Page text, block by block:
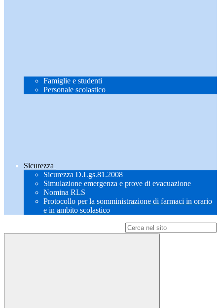
Famiglie e studenti
Personale scolastico
Sicurezza
Sicurezza D.Lgs.81.2008
Simulazione emergenza e prove di evacuazione
Nomina RLS
Protocollo per la somministrazione di farmaci in orario
e in ambito scolastico